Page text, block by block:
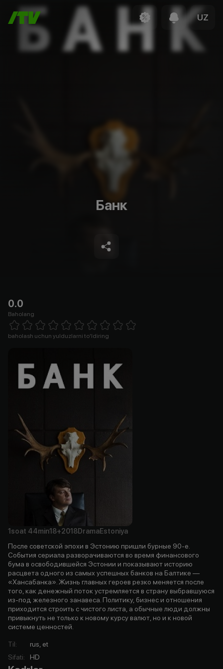
UZ
Банк
0.0
Baholang
1 Star 2 Stars 3 Stars 4 Stars5 Stars 6 Stars7 Stars8 Stars
baholash uchun yulduzlarni to'ldiring
1soat 44min18+2018DramaEstoniya
После советской эпохи в Эстонию пришли бурные 90-е.
События сериала разворачиваются во время финансового
бума в освободившейся Эстонии и показывают историю
расцвета одного из самых успешных банков на Балтике —
«Хансабанка». Жизнь главных героев резко меняется после
того, как денежный поток устремляется в страну выбравшуюся
из-под железного занавеса. Политику, бизнес и отношения
приходится строить с чистого листа, а обычные люди должны
привыкнуть не только к новому курсу валют, но и к новой
системе ценностей.
Til:
rus, et
Sifati: HD